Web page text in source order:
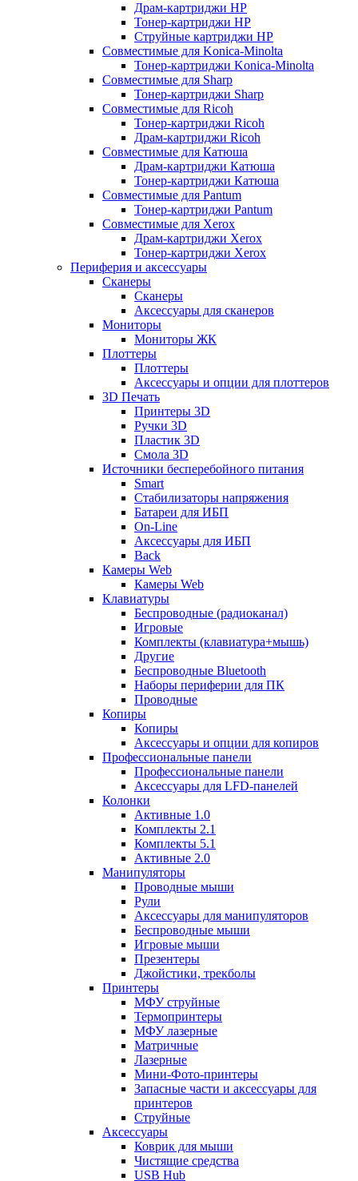
Драм-картриджи HP
Тонер-картриджи HP
Струйные картриджи HP
Совместимые для Konica-Minolta
Тонер-картриджи Konica-Minolta
Совместимые для Sharp
Тонер-картриджи Sharp
Совместимые для Ricoh
Тонер-картриджи Ricoh
Драм-картриджи Ricoh
Совместимые для Катюша
Драм-картриджи Катюша
Тонер-картриджи Катюша
Совместимые для Pantum
Тонер-картриджи Pantum
Совместимые для Xerox
Драм-картриджи Xerox
Тонер-картриджи Xerox
Периферия и аксессуары
Сканеры
Сканеры
Аксессуары для сканеров
Мониторы
Мониторы ЖК
Плоттеры
Плоттеры
Аксессуары и опции для плоттеров
3D Печать
Принтеры 3D
Ручки 3D
Пластик 3D
Смола 3D
Источники бесперебойного питания
Smart
Стабилизаторы напряжения
Батареи для ИБП
On-Line
Аксессуары для ИБП
Back
Камеры Web
Камеры Web
Клавиатуры
Беспроводные (радиоканал)
Игровые
Комплекты (клавиатура+мышь)
Другие
Беспроводные Bluetooth
Наборы периферии для ПК
Проводные
Копиры
Копиры
Аксессуары и опции для копиров
Профессиональные панели
Профессиональные панели
Аксессуары для LFD-панелей
Колонки
Активные 1.0
Комплекты 2.1
Комплекты 5.1
Активные 2.0
Манипуляторы
Проводные мыши
Рули
Аксессуары для манипуляторов
Беспроводные мыши
Игровые мыши
Презентеры
Джойстики, трекболы
Принтеры
МФУ струйные
Термопринтеры
МФУ лазерные
Матричные
Лазерные
Мини-Фото-принтеры
Запасные части и аксессуары для
принтеров
Струйные
Аксессуары
Коврик для мыши
Чистящие средства
USB Hub